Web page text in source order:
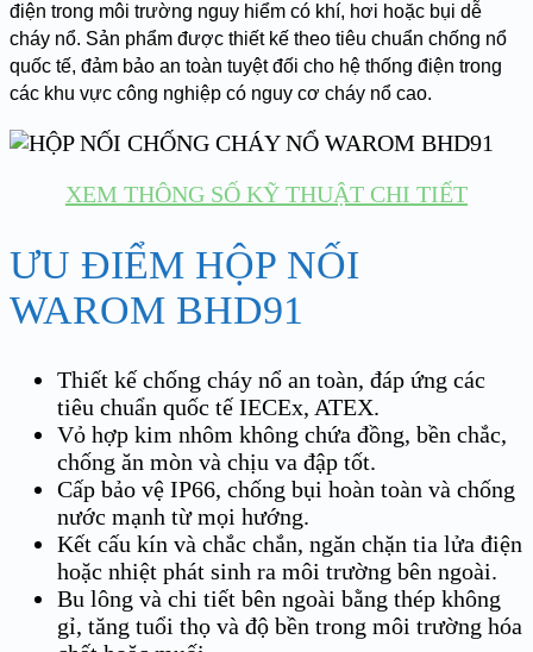
điện trong môi trường nguy hiểm có khí, hơi hoặc bụi dễ
cháy nổ. Sản phẩm được thiết kế theo tiêu chuẩn chống nổ
quốc tế, đảm bảo an toàn tuyệt đối cho hệ thống điện trong
các khu vực công nghiệp có nguy cơ cháy nổ cao.
XEM THÔNG SỐ KỸ THUẬT CHI TIẾT
ƯU ĐIỂM HỘP NỐI
WAROM BHD91
Thiết kế chống cháy nổ an toàn, đáp ứng các
tiêu chuẩn quốc tế IECEx, ATEX.
Vỏ hợp kim nhôm không chứa đồng, bền chắc,
chống ăn mòn và chịu va đập tốt.
Cấp bảo vệ IP66, chống bụi hoàn toàn và chống
nước mạnh từ mọi hướng.
Kết cấu kín và chắc chắn, ngăn chặn tia lửa điện
hoặc nhiệt phát sinh ra môi trường bên ngoài.
Bu lông và chi tiết bên ngoài bằng thép không
gỉ, tăng tuổi thọ và độ bền trong môi trường hóa